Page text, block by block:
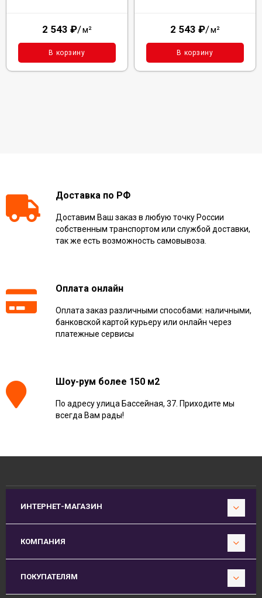
2 543 ₽/м²
В корзину
2 543 ₽/м²
В корзину
Доставка по РФ
Доставим Ваш заказ в любую точку России
собственным транспортом или службой доставки,
так же есть возможность самовывоза.
Оплата онлайн
Оплата заказ различными способами: наличными,
банковской картой курьеру или онлайн через
платежные сервисы
Шоу-рум более 150 м2
По адресу улица Бассейная, 37. Приходите мы
всегда Вам рады!
ИНТЕРНЕТ-МАГАЗИН
КОМПАНИЯ
ПОКУПАТЕЛЯМ